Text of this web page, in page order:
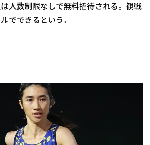
人数制限なしで無料招待される。観戦
でできるという。